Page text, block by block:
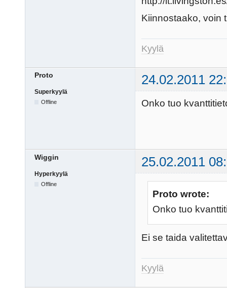
Kiinnostaako, voin
Kyylä
Proto 24.02.2011
Superkyylä
Offline Onko tuo
Wiggin 25.02.2011
Hyperkyylä
Offline
Proto wrote:
Onko tuo
Ei se taida
Kyylä